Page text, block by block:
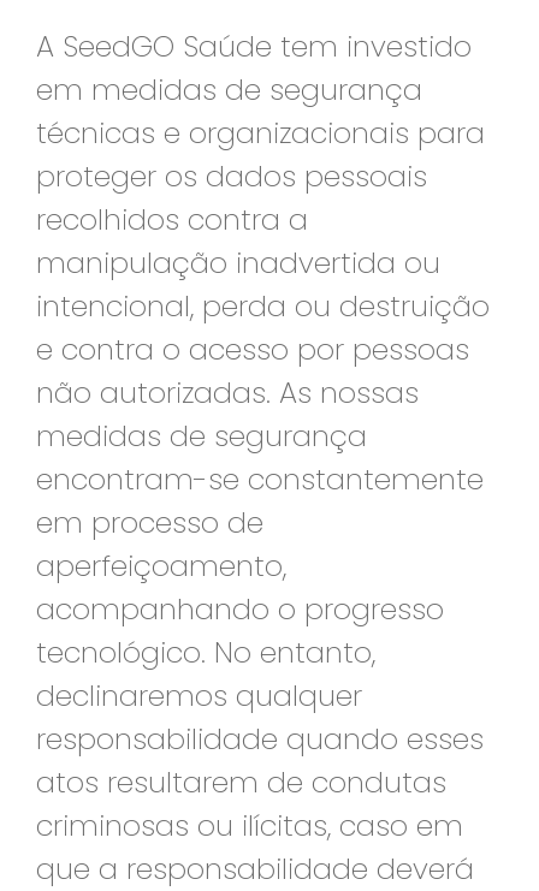
A SeedGO Saúde tem investido
em medidas de segurança
técnicas e organizacionais para
proteger os dados pessoais
recolhidos contra a
manipulação inadvertida ou
intencional, perda ou destruição
e contra o acesso por pessoas
não autorizadas. As nossas
medidas de segurança
encontram-se constantemente
em processo de
aperfeiçoamento,
acompanhando o progresso
tecnológico. No entanto,
declinaremos qualquer
responsabilidade quando esses
atos resultarem de condutas
criminosas ou ilícitas, caso em
que a responsabilidade deverá